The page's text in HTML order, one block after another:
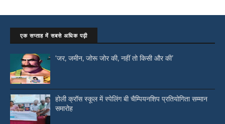
एक सप्ताह में सबसे अधिक पढ़ी
‘जर, जमीन, जोरू जोर की, नहीं तो किसी और की’
होली क्रॉस स्कूल में स्पेलिंग बी चैम्पियनशिप प्रतियोगिता सम्मान
समारोह